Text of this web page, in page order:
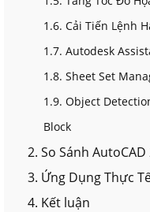
1.6. Cải Tiến Lệnh
1.7. Autodesk
1.8. Sheet Set
1.9. Object
Block
2. So Sánh
3. Ứng Dụng Thực
4. Kết luận